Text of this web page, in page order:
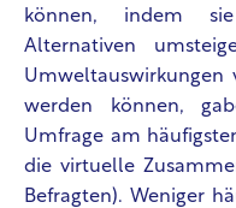
können, indem
Alternativen
Umweltauswirkungen
werden können,
Umfrage am
die virtuelle
Befragten). Weniger